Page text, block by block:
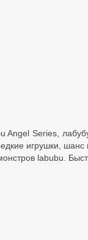
Angel Series,
игрушки,
labubu.